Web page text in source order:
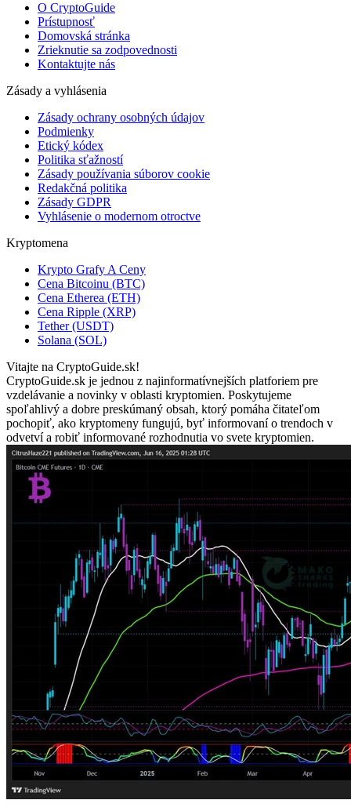
O CryptoGuide
Prístupnosť
Domovská stránka
Zrieknutie sa zodpovednosti
Kontaktujte nás
Zásady a vyhlásenia
Zásady ochrany osobných údajov
Podmienky
Etický kódex
Politika sťažností
Zásady používania súborov cookie
Redakčná politika
Zásady GDPR
Vyhlásenie o modernom otroctve
Kryptomena
Krypto Grafy A Ceny
Cena Bitcoinu (BTC)
Cena Etherea (ETH)
Cena Ripple (XRP)
Tether (USDT)
Solana (SOL)
Vitajte na CryptoGuide.sk!
CryptoGuide.sk je jednou z najinformatívnejších platforiem pre
vzdelávanie a novinky v oblasti kryptomien. Poskytujeme
spoľahlivý a dobre preskúmaný obsah, ktorý pomáha čitateľom
pochopiť, ako kryptomeny fungujú, byť informovaní o trendoch v
odvetví a robiť informované rozhodnutia vo svete kryptomien.